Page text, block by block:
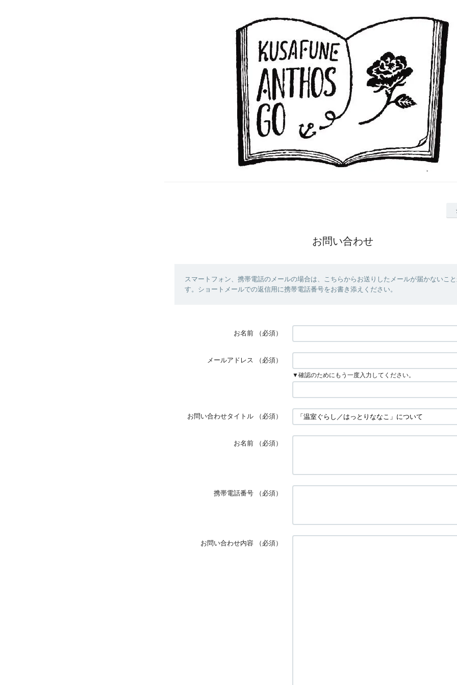
お問い合わせ
スマートフォン、携帯電話のメールの場合は、こちらからお送りしたメールが届かないこ
す。ショートメールでの返信用に携帯電話番号をお書き添えください。
お名前 （必須）
メールアドレス （必須）
▼確認のためにもう一度入力してください。
お問い合わせタイトル （必須）
お名前 （必須）
携帯電話番号 （必須）
お問い合わせ内容 （必須）